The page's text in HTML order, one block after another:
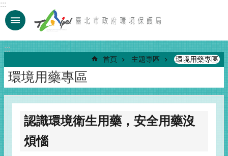
跳到主要內容區塊
:::
:::
首頁 主題專區 環境用藥專區
環境用藥專區
認識環境衛生用藥，安全用藥沒
煩惱